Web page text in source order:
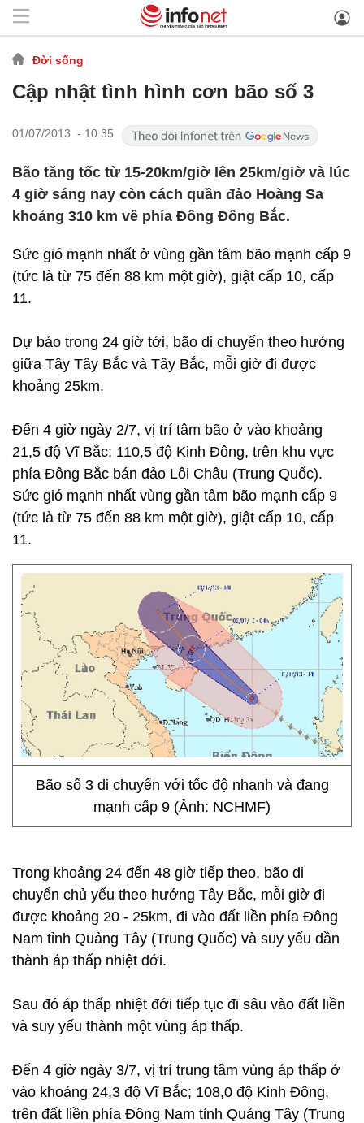
Đời sống
Cập nhật tình hình cơn bão số 3
01/07/2013 - 10:35
Bão tăng tốc từ 15-20km/giờ lên 25km/giờ và lúc
4 giờ sáng nay còn cách quần đảo Hoàng Sa
khoảng 310 km về phía Đông Đông Bắc.
Sức gió mạnh nhất ở vùng gần tâm bão mạnh cấp 9
(tức là từ 75 đến 88 km một giờ), giật cấp 10, cấp
11.
Dự báo trong 24 giờ tới, bão di chuyển theo hướng
giữa Tây Tây Bắc và Tây Bắc, mỗi giờ đi được
khoảng 25km.
Đến 4 giờ ngày 2/7, vị trí tâm bão ở vào khoảng
21,5 độ Vĩ Bắc; 110,5 độ Kinh Đông, trên khu vực
phía Đông Bắc bán đảo Lôi Châu (Trung Quốc).
Sức gió mạnh nhất vùng gần tâm bão mạnh cấp 9
(tức là từ 75 đến 88 km một giờ), giật cấp 10, cấp
11.
Bão số 3 di chuyển với tốc độ nhanh và đang
mạnh cấp 9 (Ảnh: NCHMF)
Trong khoảng 24 đến 48 giờ tiếp theo, bão di
chuyển chủ yếu theo hướng Tây Bắc, mỗi giờ đi
được khoảng 20 - 25km, đi vào đất liền phía Đông
Nam tỉnh Quảng Tây (Trung Quốc) và suy yếu dần
thành áp thấp nhiệt đới.
Sau đó áp thấp nhiệt đới tiếp tục đi sâu vào đất liền
và suy yếu thành một vùng áp thấp.
Đến 4 giờ ngày 3/7, vị trí trung tâm vùng áp thấp ở
vào khoảng 24,3 độ Vĩ Bắc; 108,0 độ Kinh Đông,
trên đất liền phía Đông Nam tỉnh Quảng Tây (Trung